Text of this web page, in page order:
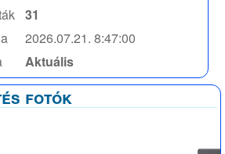
31
2026.07.21. 8:47:00
Aktuális
fotók